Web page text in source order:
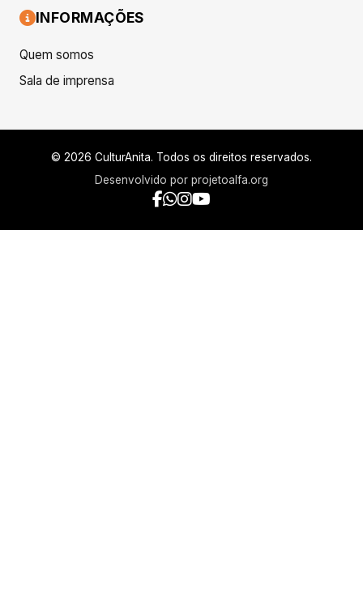
INFORMAÇÕES
Quem somos
Sala de imprensa
© 2026 CulturAnita. Todos os direitos reservados.
Desenvolvido por projetoalfa.org